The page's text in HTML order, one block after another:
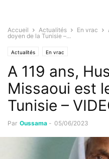
Accueil Actualités En vrac
doyen de la Tunisie –...
Actualités En vrac
A 119 ans,
Missaoui est
Tunisie –
Par Oussama - 05/06/2023